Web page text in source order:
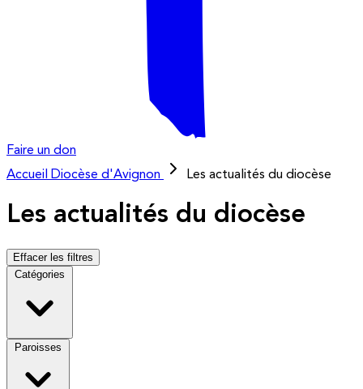
Faire un don
Accueil
Diocèse d'Avignon Les actualités du diocèse
Les actualités du diocèse
Effacer les filtres
Catégories
Paroisses